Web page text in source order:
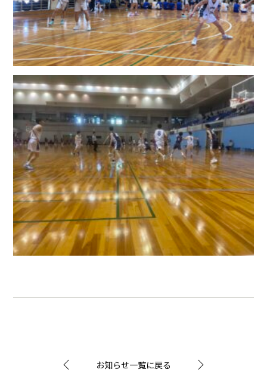
お知らせ一覧に戻る